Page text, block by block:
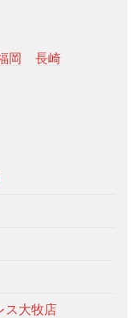
岡
長崎
ス大牧店